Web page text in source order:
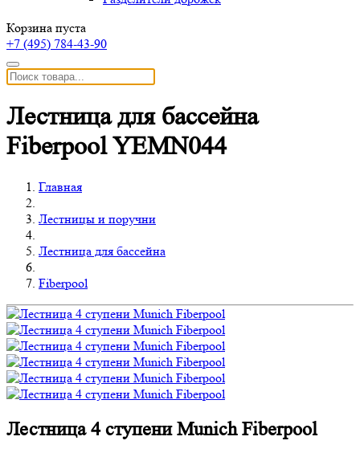
Корзина пуста
+7 (495) 784-43-90
Лестница для бассейна
Fiberpool YEMN044
Главная
Лестницы и поручни
Лестница для бассейна
Fiberpool
Лестница 4 ступени Munich Fiberpool